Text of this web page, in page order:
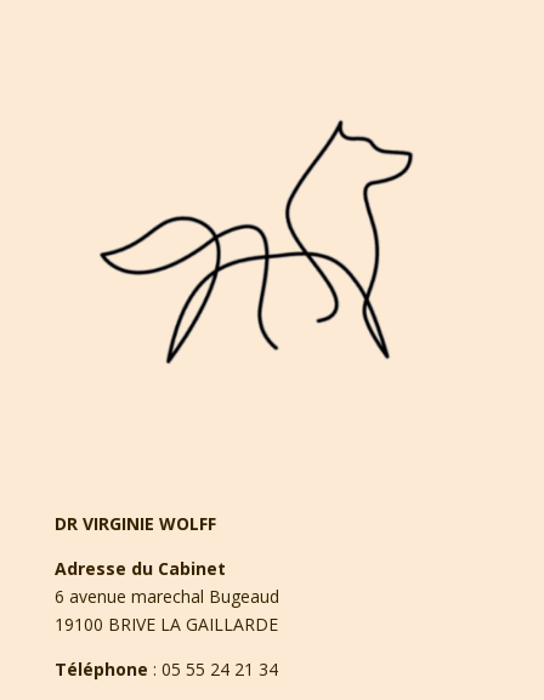
DR VIRGINIE WOLFF
Adresse du Cabinet
6 avenue marechal Bugeaud
19100 BRIVE LA GAILLARDE
Téléphone : 05 55 24 21 34